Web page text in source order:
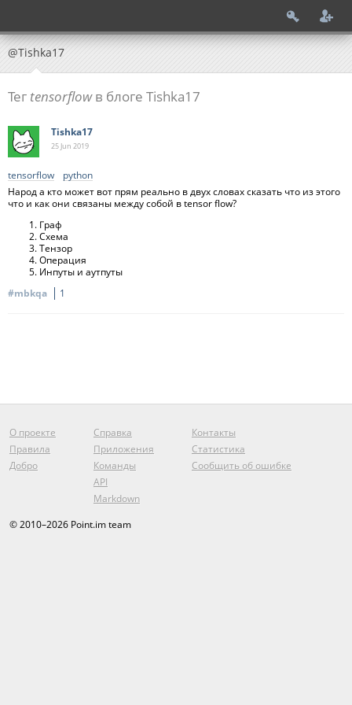
@Tishka17
Тег tensorflowв блоге Tishka17
Tishka17
25 Jun 2019
tensorflow
python
Народ а кто может вот прям реально в двух словах сказать что из этого
что и как они связаны между собой в tensor flow?
Граф
Схема
Тензор
Операция
Инпуты и аутпуты
#mbkqa
1
О проекте
Правила
Добро
Справка
Приложения
Команды
API
Markdown
Контакты
Статистика
Сообщить об ошибке
© 2010–2026 Point.im team